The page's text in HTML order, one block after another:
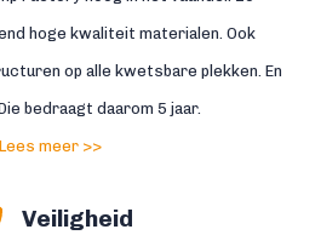
hoge kwaliteit materialen. Ook
op alle kwetsbare plekken. En
bedraagt daarom 5 jaar.
Lees meer >>
Veiligheid